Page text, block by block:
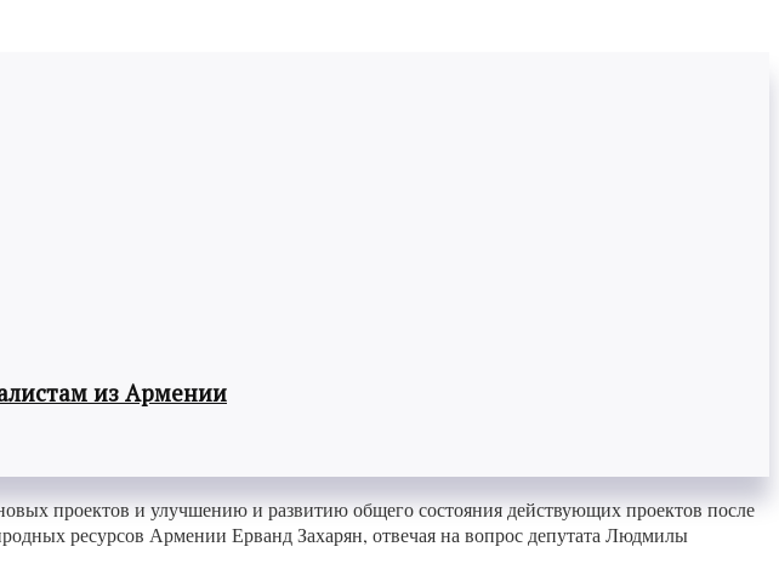
из Армении
проектов и улучшению и развитию общего состояния действующих проектов после
ресурсов Армении Ерванд Захарян, отвечая на вопрос депутата Людмилы